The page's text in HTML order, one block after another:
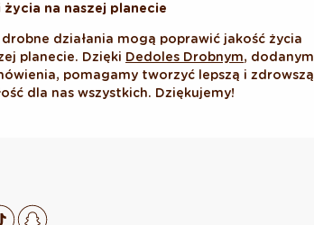
życia na naszej planecie
działania mogą poprawić jakość życia
planecie. Dzięki Dedoles Drobnym, dodanym
pomagamy tworzyć lepszą i zdrowszą
dla nas wszystkich. Dziękujemy!